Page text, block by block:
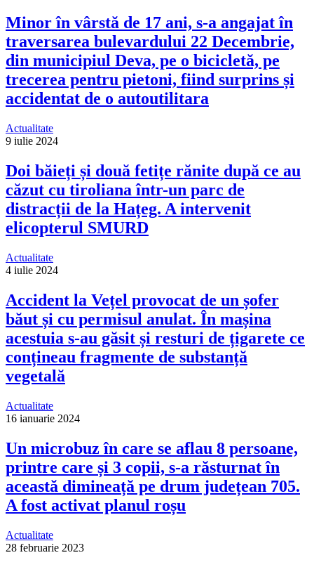
Minor în vârstă de 17 ani, s-a angajat în
traversarea bulevardului 22 Decembrie,
din municipiul Deva, pe o bicicletă, pe
trecerea pentru pietoni, fiind surprins și
accidentat de o autoutilitara
Actualitate
9 iulie 2024
Doi băieți și două fetițe rănite după ce au
căzut cu tiroliana într-un parc de
distracții de la Hațeg. A intervenit
elicopterul SMURD
Actualitate
4 iulie 2024
Accident la Vețel provocat de un șofer
băut și cu permisul anulat. În mașina
acestuia s-au găsit și resturi de țigarete ce
conțineau fragmente de substanță
vegetală
Actualitate
16 ianuarie 2024
Un microbuz în care se aflau 8 persoane,
printre care și 3 copii, s-a răsturnat în
această dimineață pe drum județean 705.
A fost activat planul roșu
Actualitate
28 februarie 2023